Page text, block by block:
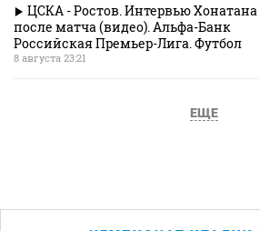
ЦСКА - Ростов. Интервью
после матча (видео). Альфа-Банк
Российская Премьер-Лига. Футбол
8 августа 23:21
ЕЩЕ